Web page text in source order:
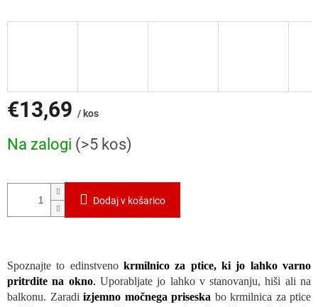
€13,69 / kos
mere:
Na zalogi (>5 kos)
Dodaj v košarico
Spoznajte to edinstveno krmilnico za ptice, ki jo lahko varno
pritrdite na okno. Uporabljate jo lahko v stanovanju, hiši ali na
balkonu. Zaradi izjemno močnega priseska bo krmilnica za ptice